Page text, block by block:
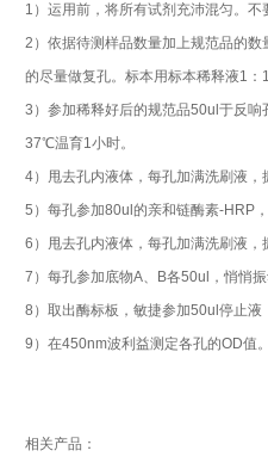
1）运用前，将所有试剂充沛混匀。
2）依据待测样品数量加上规范品的
的尽量做复孔。标本用标本稀释液1
3）参加稀释好后的规范品50ul于反
37℃温育1小时。
4）甩去孔内液体，每孔加满洗刷液
5）每孔参加80ul的亲和链酶素-HRP
6）甩去孔内液体，每孔加满洗刷液
7）每孔参加底物A、B各50ul，悄悄
8）取出酶标板，敏捷参加50ul停止
9）在450nm波利益测定各孔的OD值
相关产品：